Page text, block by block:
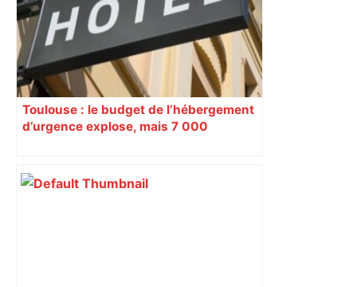
Toulouse : le budget de l’hébergement
d’urgence explose, mais 7 000